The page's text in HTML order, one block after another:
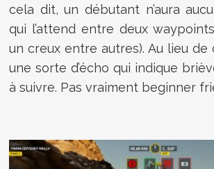
cela dit, un débutant n’aura
qui l’attend entre deux
un creux entre autres). Au lieu de
une sorte d’écho qui indique
à suivre. Pas vraiment beginner